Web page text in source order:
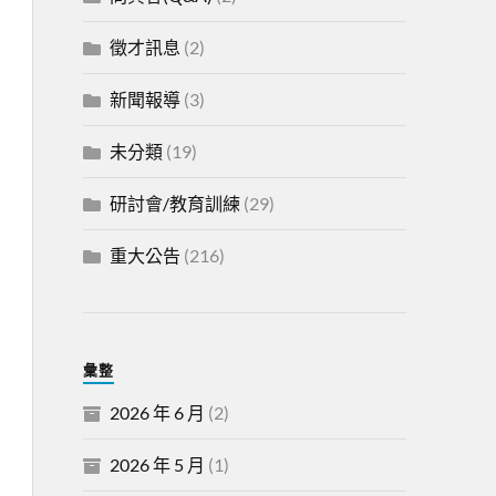
徵才訊息 (2)
新聞報導(3)
未分類(19)
研討會/教育訓練(29)
重大公告 (216)
彙整
2026 年 6 月 (2)
2026 年 5 月 (1)